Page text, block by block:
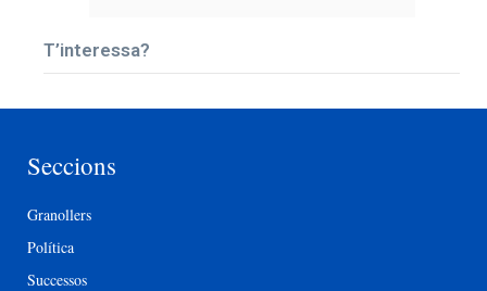
T’interessa?
Seccions
Granollers
Política
Successos